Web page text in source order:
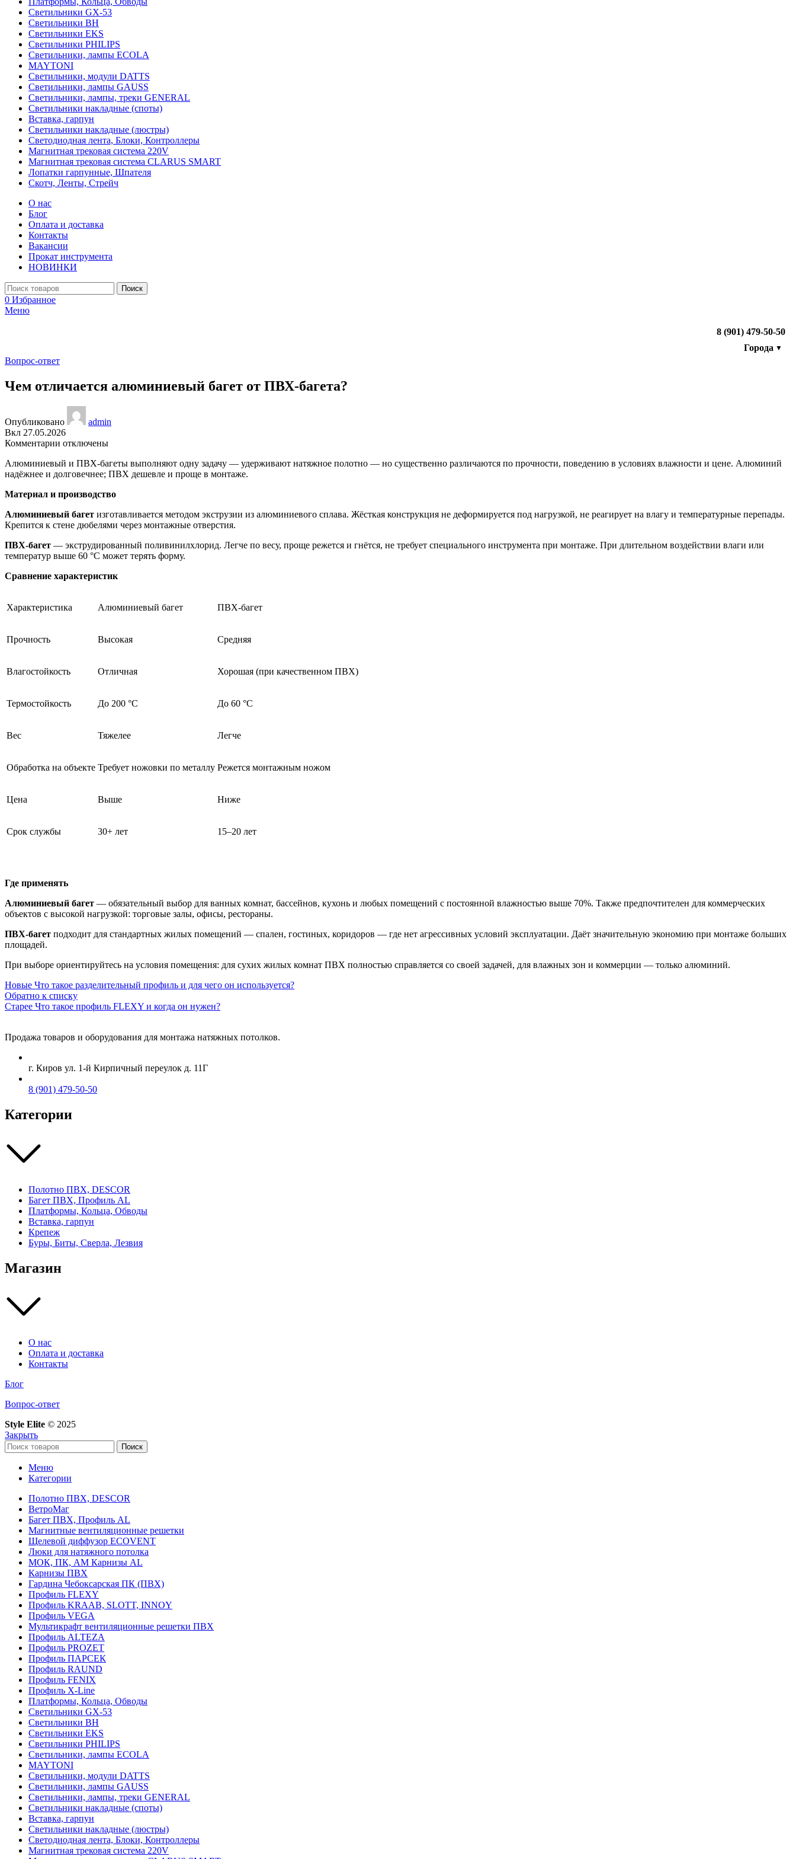
Светильники GX-53
Светильники BH
Светильники EKS
Светильники PHILIPS
Светильники, лампы ECOLA
MAYTONI
Светильники, модули DATTS
Светильники, лампы GAUSS
Светильники, лампы, треки GENERAL
Светильники накладные (споты)
Вставка, гарпун
Светильники накладные (люстры)
Светодиодная лента, Блоки, Контроллеры
Магнитная трековая система 220V
Магнитная трековая система CLARUS SMART
Лопатки гарпунные, Шпателя
Скотч, Ленты, Стрейч
О нас
Блог
Оплата и доставка
Контакты
Вакансии
Прокат инструмента
НОВИНКИ
Поиск
0 Избранное
Меню
8 (901) 479-50-50
Города ▼
Вопрос-ответ
Чем отличается алюминиевый багет от ПВХ-багета?
Опубликовано
admin
Вкл 27.05.2026
Комментарии к
Чем
отличается
багет
ПВХ-
багета?
отключены
Алюминиевый и ПВХ-багеты выполняют одну задачу — удерживают натяжное полотно — но существенно различаются по прочности, поведению в условиях влажности и цене. Алюминий
надёжнее и долговечнее; ПВХ дешевле и проще в монтаже.
Материал и производство
Алюминиевый багет изготавливается методом экструзии из алюминиевого сплава. Жёсткая конструкция не деформируется под нагрузкой, не реагирует на влагу и температурные перепады.
Крепится к стене дюбелями через монтажные отверстия.
ПВХ-багет — экструдированный поливинилхлорид. Легче по весу, проще режется и гнётся, не требует специального инструмента при монтаже. При длительном воздействии влаги или
температур выше 60 °C может терять форму.
Сравнение характеристик
Характеристика Алюминиевый багет ПВХ-багет
Прочность Высокая Средняя
Влагостойкость Отличная Хорошая (при качественном ПВХ)
Термостойкость До 200 °C До 60 °C
Вес Тяжелее Легче
Обработка на объекте Требует ножовки по металлу Режется монтажным ножом
Цена Выше Ниже
Срок службы 30+ лет 15–20 лет
Где применять
Алюминиевый багет — обязательный выбор для ванных комнат, бассейнов, кухонь и любых помещений с постоянной влажностью выше 70%. Также предпочтителен для коммерческих
объектов с высокой нагрузкой: торговые залы, офисы, рестораны.
ПВХ-багет подходит для стандартных жилых помещений — спален, гостиных, коридоров — где нет агрессивных условий эксплуатации. Даёт значительную экономию при монтаже больших
площадей.
При выборе ориентируйтесь на условия помещения: для сухих жилых комнат ПВХ полностью справляется со своей задачей, для влажных зон и коммерции — только алюминий.
Новые Что такое разделительный профиль и для чего он используется?
Обратно к списку
Старее Что такое профиль FLEXY и когда он нужен?
Продажа товаров и оборудования для монтажа натяжных потолков.
г. Киров ул. 1-й Кирпичный переулок д. 11Г
8 (901) 479-50-50
Категории
Полотно ПВХ, DESCOR
Багет ПВХ, Профиль AL
Платформы, Кольца, Обводы
Вставка, гарпун
Крепеж
Буры, Биты, Сверла, Лезвия
Магазин
О нас
Оплата и доставка
Контакты
Блог
Вопрос-ответ
Style Elite © 2025
Закрыть
Поиск
Меню
Категории
Полотно ПВХ, DESCOR
ВетроМаг
Багет ПВХ, Профиль AL
Магнитные вентиляционные решетки
Щелевой диффузор ECOVENT
Люки для натяжного потолка
МОК, ПК, АМ Карнизы AL
Карнизы ПВХ
Гардина Чебоксарская ПК (ПВХ)
Профиль FLEXY
Профиль KRAAB, SLOTT, INNOY
Профиль VEGA
Мультикрафт вентиляционные решетки ПВХ
Профиль ALTEZA
Профиль PROZET
Профиль ПАРСЕК
Профиль RAUND
Профиль FENIX
Профиль Х-Line
Платформы, Кольца, Обводы
Светильники GX-53
Светильники BH
Светильники EKS
Светильники PHILIPS
Светильники, лампы ECOLA
MAYTONI
Светильники, модули DATTS
Светильники, лампы GAUSS
Светильники, лампы, треки GENERAL
Светильники накладные (споты)
Вставка, гарпун
Светильники накладные (люстры)
Светодиодная лента, Блоки, Контроллеры
Магнитная трековая система 220V